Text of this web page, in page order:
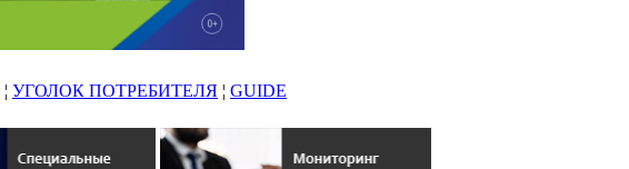
¦ УГОЛОК ПОТРЕБИТЕЛЯ ¦ GUIDE